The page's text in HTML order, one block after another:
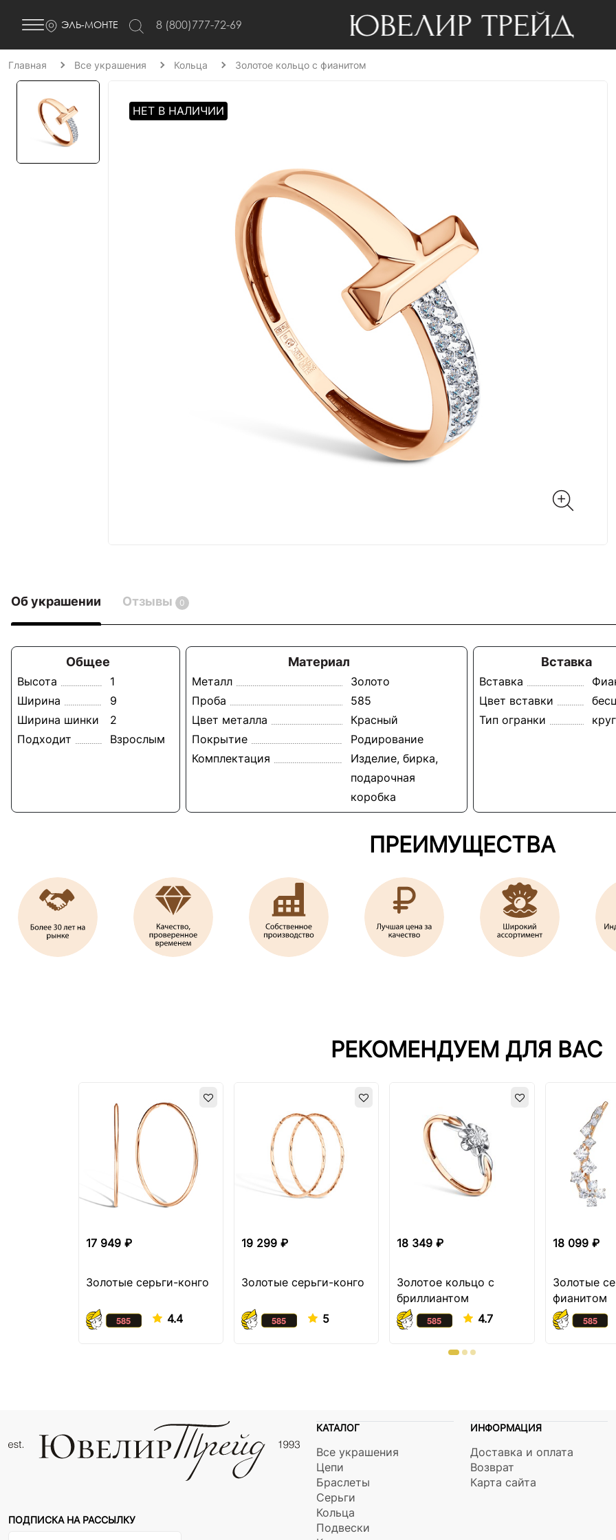
ЭЛЬ-МОНТЕ 8 (800)777-72-69
Главная Все украшения Кольца Золотое кольцо с фианитом
НЕТ В НАЛИЧИИ
Об украшении Отзывы 0
Общее
Высота
1
Ширина
9
Ширина шинки
2
Подходит
Взрослым
Материал
Металл
Золото
Проба
585
Цвет металла
Красный
Покрытие
Родирование
Комплектация
Изделие, бирка,
подарочная
коробка
Вставка
Вставка
Цвет вставки
Тип огранки
круг
ПРЕИМУЩЕСТВА
РЕКОМЕНДУЕМ ДЛЯ ВАС
17 949 ₽
Золотые серьги-конго
4.4
19 299 ₽
Золотые серьги-конго
5
18 349 ₽
Золотое кольцо с
бриллиантом
4.7
18 099 ₽
Золотые
фианитом
ПОДПИСКА НА РАССЫЛКУ
КАТАЛОГ
Все украшения
Цепи
Браслеты
Серьги
Кольца
Подвески
ИНФОРМАЦИЯ
Доставка и оплата
Возврат
Карта сайта